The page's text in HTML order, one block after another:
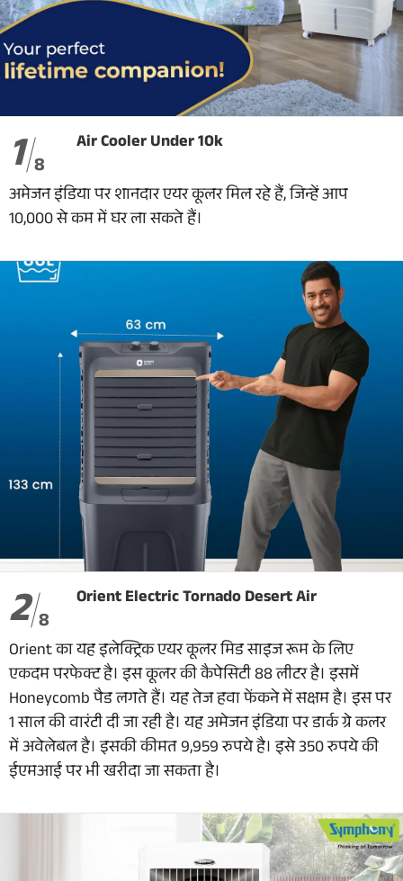
1 8
Air Cooler Under 10k
अमेजन इंडिया पर शानदार एयर कूलर मिल रहे हैं, जिन्हें आप
10,000 से कम में घर ला सकते हैं।
2 8
Orient Electric Tornado Desert Air
Orient का यह इलेक्ट्रिक एयर कूलर मिड साइज रूम के लिए
एकदम परफेक्ट है। इस कूलर की कैपेसिटी 88 लीटर है। इसमें
Honeycomb पैड लगते हैं। यह तेज हवा फेंकने में सक्षम है। इस पर
1 साल की वारंटी दी जा रही है। यह अमेजन इंडिया पर डार्क ग्रे कलर
में अवेलेबल है। इसकी कीमत 9,959 रुपये है। इसे 350 रुपये की
ईएमआई पर भी खरीदा जा सकता है।